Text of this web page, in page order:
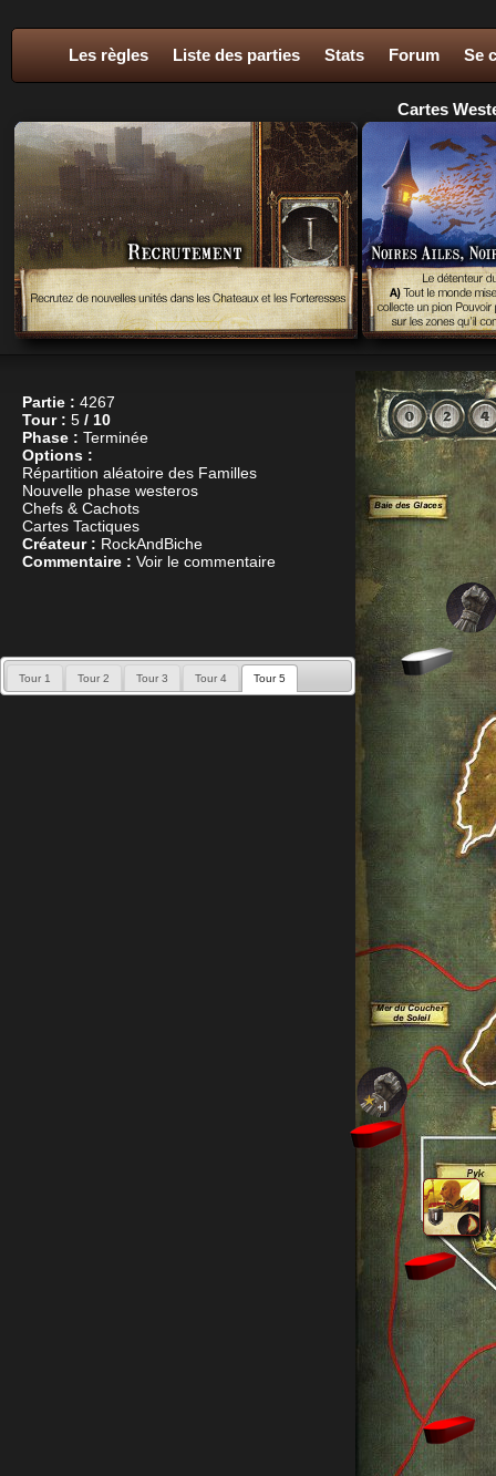
Les règles Liste des parties Stats Forum Se
Cartes
Partie : 4267
Tour : 5 / 10
Phase : Terminée
Options :
Répartition aléatoire des Familles
Nouvelle phase westeros
Chefs & Cachots
Cartes Tactiques
Créateur : RockAndBiche
Commentaire : Voir le commentaire
Tour 1 Tour 2 Tour 3 Tour 4 Tour 5